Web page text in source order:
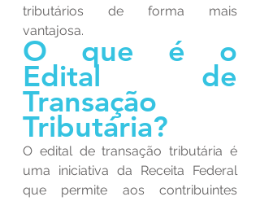
tributários de forma mais
vantajosa.
O que é o
Edital de
Transação
Tributária?
O edital de transação tributária é
uma iniciativa da Receita Federal
que permite aos contribuintes